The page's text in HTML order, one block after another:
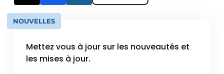
NOUVELLES
Mettez vous à jour sur les nouveautés et
les mises à jour.